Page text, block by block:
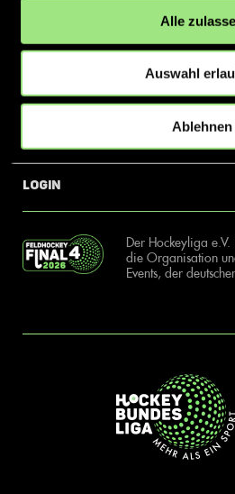
Alle
Auswahl
Ablehnen
Der Hockeyliga e.V. ist verantwortlich
der Halle. Insgesamt sind über 60
Hockeyliga organisiert, sowohl im
News
Login
Der Hockeyliga
die Organisation
Events, der